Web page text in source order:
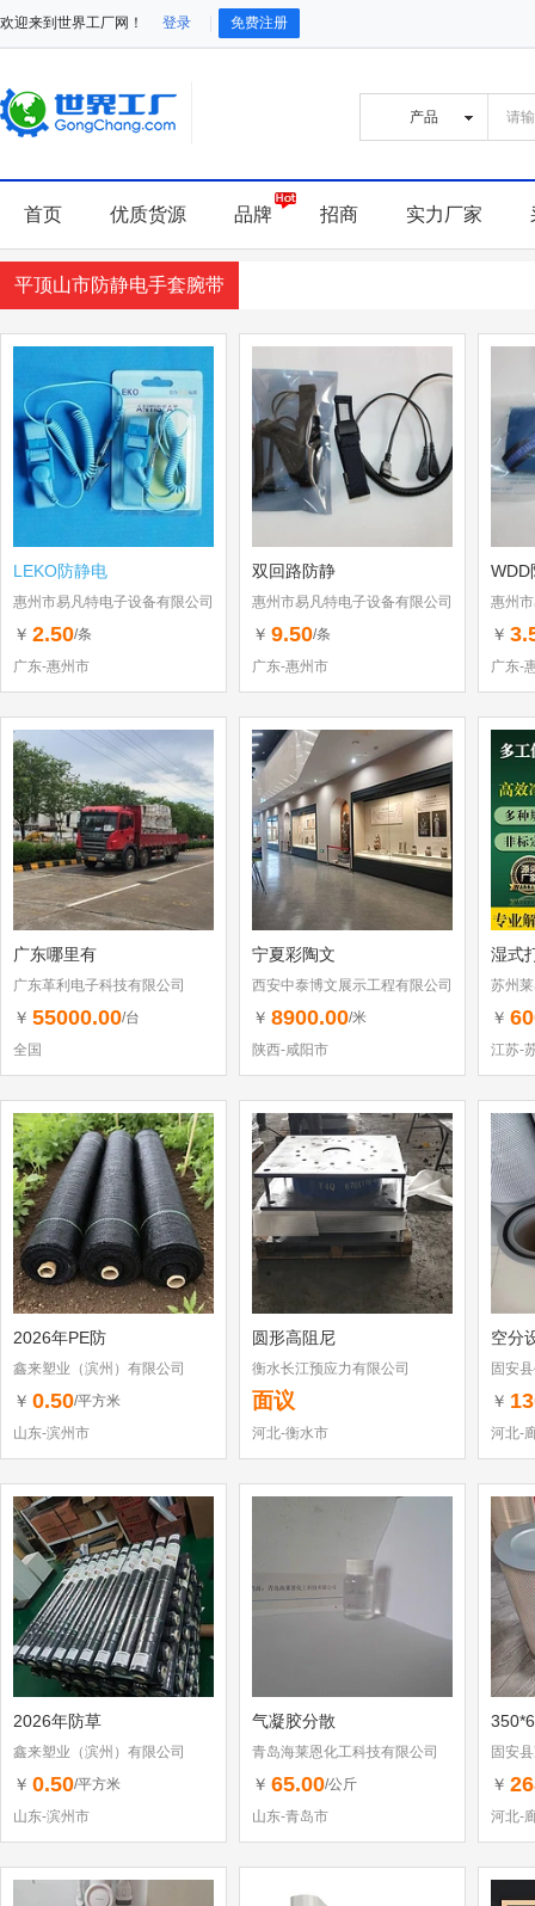
欢迎来到世界工厂网！ 登录 免费注册
首页 优质货源 品牌 招商 实力厂家
平顶山市防静电手套腕带
LEKO防静电
惠州市易凡特电子设备有限公司
￥ 2.50/条
广东-惠州市
双回路防静
惠州市易凡特电子设备有限公司
￥ 9.50/条
广东-惠州市
WDD
惠州
￥
广东-
广东哪里有
广东革利电子科技有限公司
￥ 55000.00/台
全国
宁夏彩陶文
西安中泰博文展示工程有限公司
￥ 8900.00/米
陕西-咸阳市
湿式
苏州
￥
江苏-
2026年PE防
鑫来塑业（滨州）有限公司
￥ 0.50/平方米
山东-滨州市
圆形高阻尼
衡水长江预应力有限公司
面议
河北-衡水市
空分
固安
￥
河北-
2026年防草
鑫来塑业（滨州）有限公司
￥ 0.50/平方米
山东-滨州市
气凝胶分散
青岛海莱恩化工科技有限公司
￥ 65.00/公斤
山东-青岛市
固安
￥
河北-